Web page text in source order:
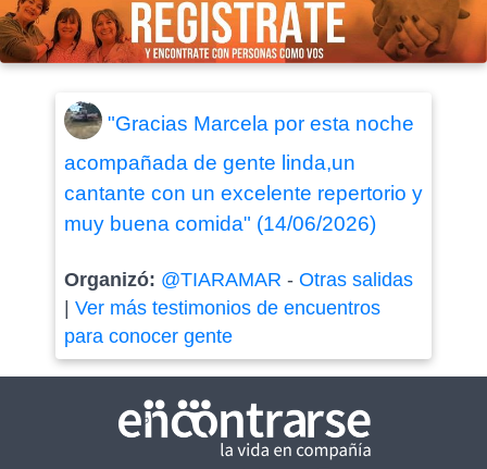
"Gracias Marcela por esta noche
acompañada de gente linda,un
cantante con un excelente repertorio y
muy buena comida" (14/06/2026)
Organizó: @TIARAMAR - Otras salidas
Ver más testimonios de encuentros
para conocer gente